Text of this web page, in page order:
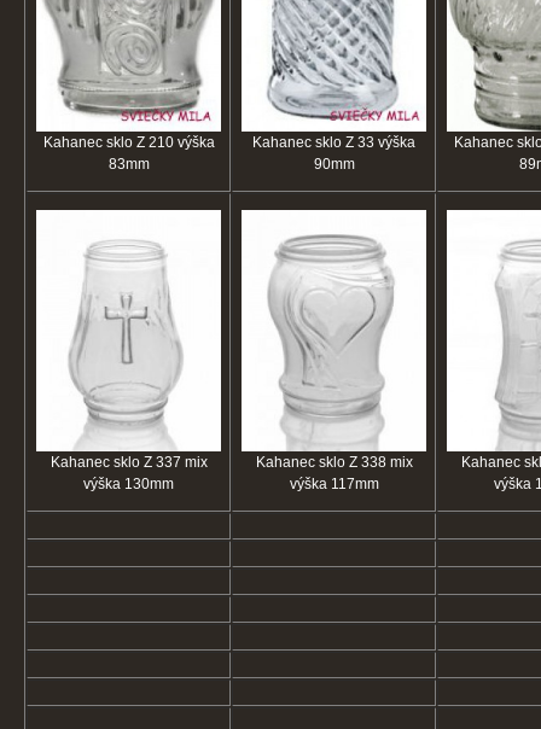
Kahanec sklo Z 210 výška
83mm
Kahanec sklo Z 33 výška
90mm
Kahanec
Kahanec sklo Z 337 mix
výška 130mm
Kahanec sklo Z 338 mix
výška 117mm
Kahanec
výška